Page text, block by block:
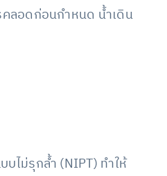
ลอดก่อนกำหนด น้ำเดิน
ไม่รุกล้ำ (NIPT) ทำให้